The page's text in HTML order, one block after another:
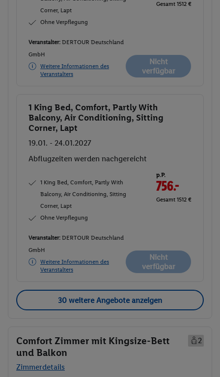
Corner, Lapt
Ohne Verpflegung
Gesamt 1512 €
Veranstalter: DERTOUR Deutschland
GmbH
Weitere Informationen des
Veranstalters
Nicht
verfügbar
Buchen
1 King Bed, Comfort, Partly With
Balcony, Air Conditioning, Sitting
Corner, Lapt
19.01. - 24.01.2027
Abflugzeiten werden nachgereicht
1 King Bed, Comfort, Partly With
Balcony, Air Conditioning, Sitting
Corner, Lapt
Ohne Verpflegung
p.P.
756.-
Gesamt 1512 €
Veranstalter: DERTOUR Deutschland
GmbH
Weitere Informationen des
Veranstalters
Nicht
verfügbar
30 weitere Angebote anzeigen
Comfort Zimmer mit Kingsize-Bett
und Balkon
2
Zimmerdetails